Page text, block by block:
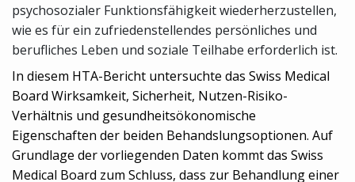
psychosozialer Funktionsfähigkeit wiederherzustellen,
wie es für ein zufriedenstellendes persönliches und
berufliches Leben und soziale Teilhabe erforderlich ist.
In diesem HTA-Bericht untersuchte das Swiss Medical
Board Wirksamkeit, Sicherheit, Nutzen-Risiko-
Verhältnis und gesundheitsökonomische
Eigenschaften der beiden Behandslungsoptionen. Auf
Grundlage der vorliegenden Daten kommt das Swiss
Medical Board zum Schluss, dass zur Behandlung einer